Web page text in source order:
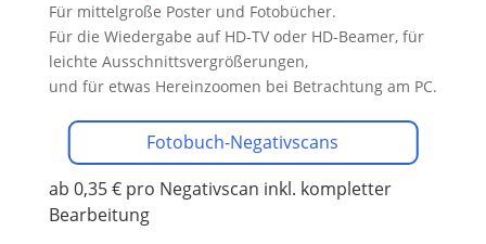
Für mittelgroße Poster und Fotobücher.
Für die Wiedergabe auf HD-TV oder HD-Beamer, für
leichte Ausschnittsvergrößerungen,
und für etwas Hereinzoomen bei Betrachtung am PC.
Fotobuch-Negativscans
ab 0,35 € pro Negativscan inkl. kompletter
Bearbeitung